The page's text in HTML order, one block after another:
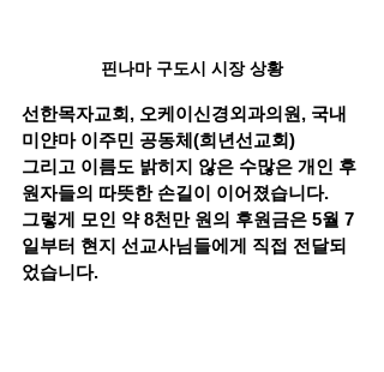
핀나마 구도시 시장 상황
선한목자교회, 오케이신경외과의원, 국내
미얀마 이주민 공동체(희년선교회)
그리고 이름도 밝히지 않은 수많은 개인 후
원자들의 따뜻한 손길이 이어졌습니다.
그렇게 모인 약 8천만 원의 후원금은 5월 7
일부터 현지 선교사님들에게 직접 전달되
었습니다.